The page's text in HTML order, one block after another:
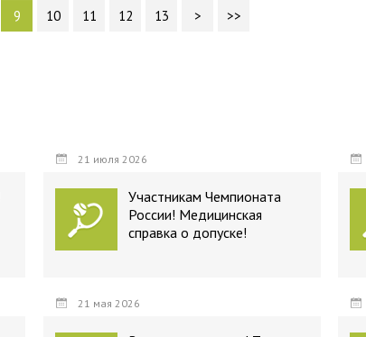
9 10 11 12 13 > >>
21 июля 2026
Участникам Чемпионата
России! Медицинская
справка о допуске!
21 мая 2026